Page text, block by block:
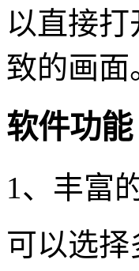
以直接
致的画面
软件功能
1、丰富
可以选